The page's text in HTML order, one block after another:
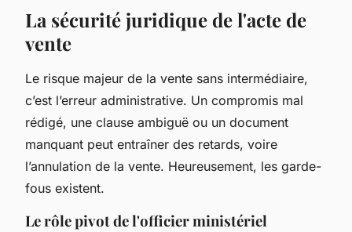
La sécurité juridique de l'acte de
vente
Le risque majeur de la vente sans intermédiaire,
c’est l’erreur administrative. Un compromis mal
rédigé, une clause ambiguë ou un document
manquant peut entraîner des retards, voire
l’annulation de la vente. Heureusement, les garde-
fous existent.
Le rôle pivot de l'officier ministériel